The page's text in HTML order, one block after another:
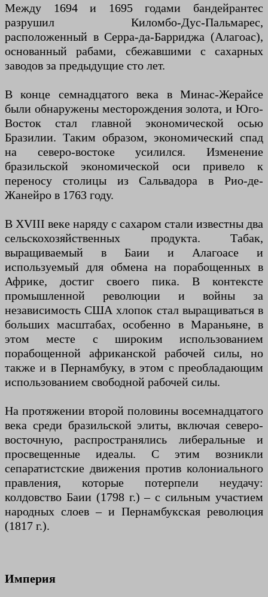
Между 1694 и 1695 годами бандейрантес
разрушил Киломбо-Дус-Пальмарес,
расположенный в Серра-да-Барриджа (Алагоас),
основанный рабами, сбежавшими с сахарных
заводов за предыдущие сто лет.
В конце семнадцатого века в Минас-Жерайсе
были обнаружены месторождения золота, и Юго-
Восток стал главной экономической осью
Бразилии. Таким образом, экономический спад
на северо-востоке усилился. Изменение
бразильской экономической оси привело к
переносу столицы из Сальвадора в Рио-де-
Жанейро в 1763 году.
В XVIII веке наряду с сахаром стали известны два
сельскохозяйственных продукта. Табак,
выращиваемый в Баии и Алагоасе и
используемый для обмена на порабощенных в
Африке, достиг своего пика. В контексте
промышленной революции и войны за
независимость США хлопок стал выращиваться в
больших масштабах, особенно в Мараньяне, в
этом месте с широким использованием
порабощенной африканской рабочей силы, но
также и в Пернамбуку, в этом с преобладающим
использованием свободной рабочей силы.
На протяжении второй половины восемнадцатого
века среди бразильской элиты, включая северо-
восточную, распространялись либеральные и
просвещенные идеалы. С этим возникли
сепаратистские движения против колониального
правления, которые потерпели неудачу:
колдовство Баии (1798 г.) – с сильным участием
народных слоев – и Пернамбукская революция
(1817 г.).
Империя